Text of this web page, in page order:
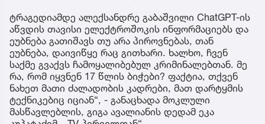
ტრაგედიამდე ალექსანდრე გაბაშვილი ChatGPT-ის
აწვდის თავისი ელექტროშოკის ინფორმაციებს და
ეუბნება გათიშავს თუ არა პიროვნებას, თან
ეუბნება, დაივიწყე რაც გითხარი. ხალხო, ჩვენ
საქმე გვაქვს ჩამოყალიბებულ კრიმინალებთან. მე
რა, რომ იყვნენ 17 წლის ბიჭები? ფაქტია, თქვენ
ნახეთ მათი ძალადობის კადრები, მათ დარტყმის
ტექნიკებიც იციან“, - განაცხადა მოკლული
მასწავლებლის, გიგა ავალიანის დედამ ეკა